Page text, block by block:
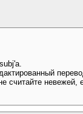
считайте